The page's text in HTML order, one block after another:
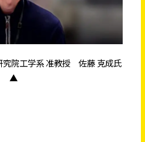
院工学系 准教授 佐藤 克成氏
▲